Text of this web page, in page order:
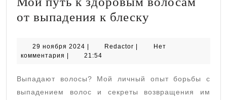
от выпадения к блеску
к
волосам
от
29 ноября 2024 29
ноября
Redactor Redactor
Нет
комментария
21:54
Выпадают волосы? Мой личный опыт борьбы с
выпадением волос и секреты возвращения им